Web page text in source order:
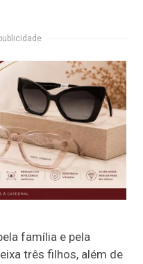
família e pela
três filhos, além de